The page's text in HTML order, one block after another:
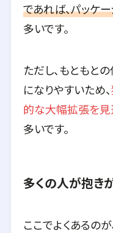
であれば、パッケ
多いです。
ただし、もともと
になりやすいため、
的な大幅拡張を
多いです。
多くの人が抱き
ここでよくあるのが